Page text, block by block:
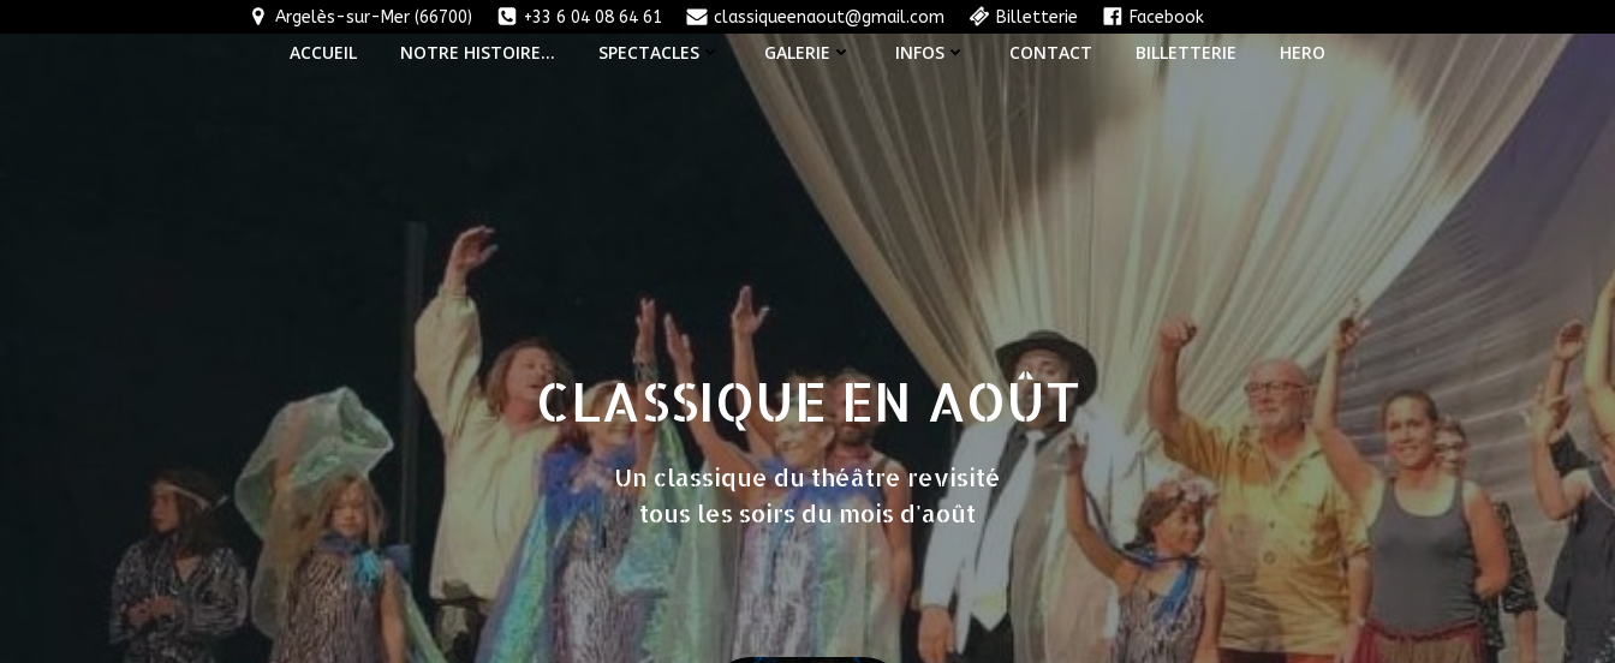
Argelès-sur-Mer (66700) +33 6 04 08 64 61 classiqueenaout@gmail.com Billetterie Facebook
ACCUEIL NOTRE HISTOIRE… SPECTACLES GALERIE INFOS CONTACT BILLETTERIE HERO
CLASSIQUE EN AOÛT
Un classique du théâtre revisité
tous les soirs du mois d'août